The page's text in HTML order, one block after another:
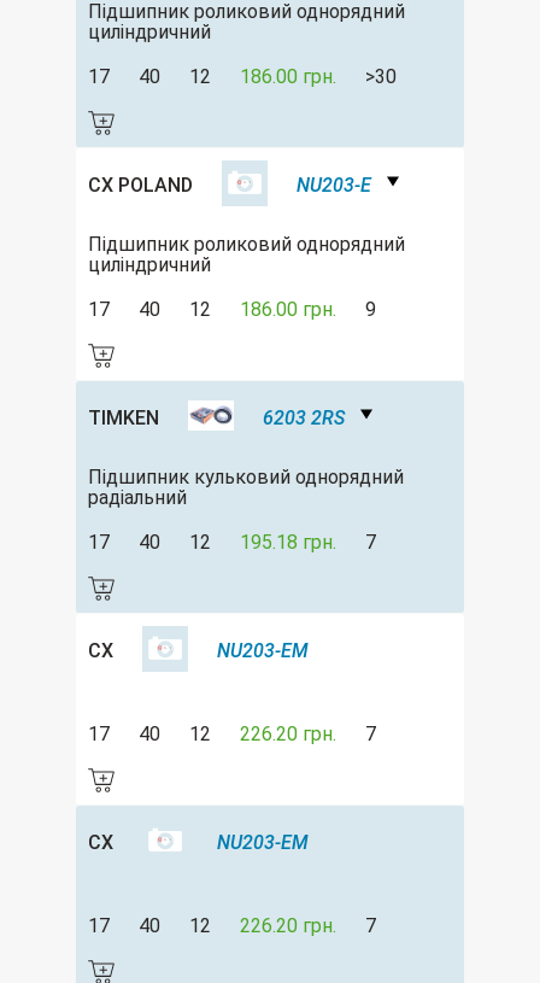
Підшипник роликовий однорядний
циліндричний
17
40 12 186.00 грн. >30
CX POLAND NU203-E
Підшипник роликовий однорядний
циліндричний
17
40 12 186.00 грн. 9
TIMKEN 6203 2RS
Підшипник кульковий однорядний
радіальний
17
40 12 195.18 грн. 7
CX NU203-EM
17 40 12 226.20 грн. 7
CX NU203-EM
17 40 12 226.20 грн. 7